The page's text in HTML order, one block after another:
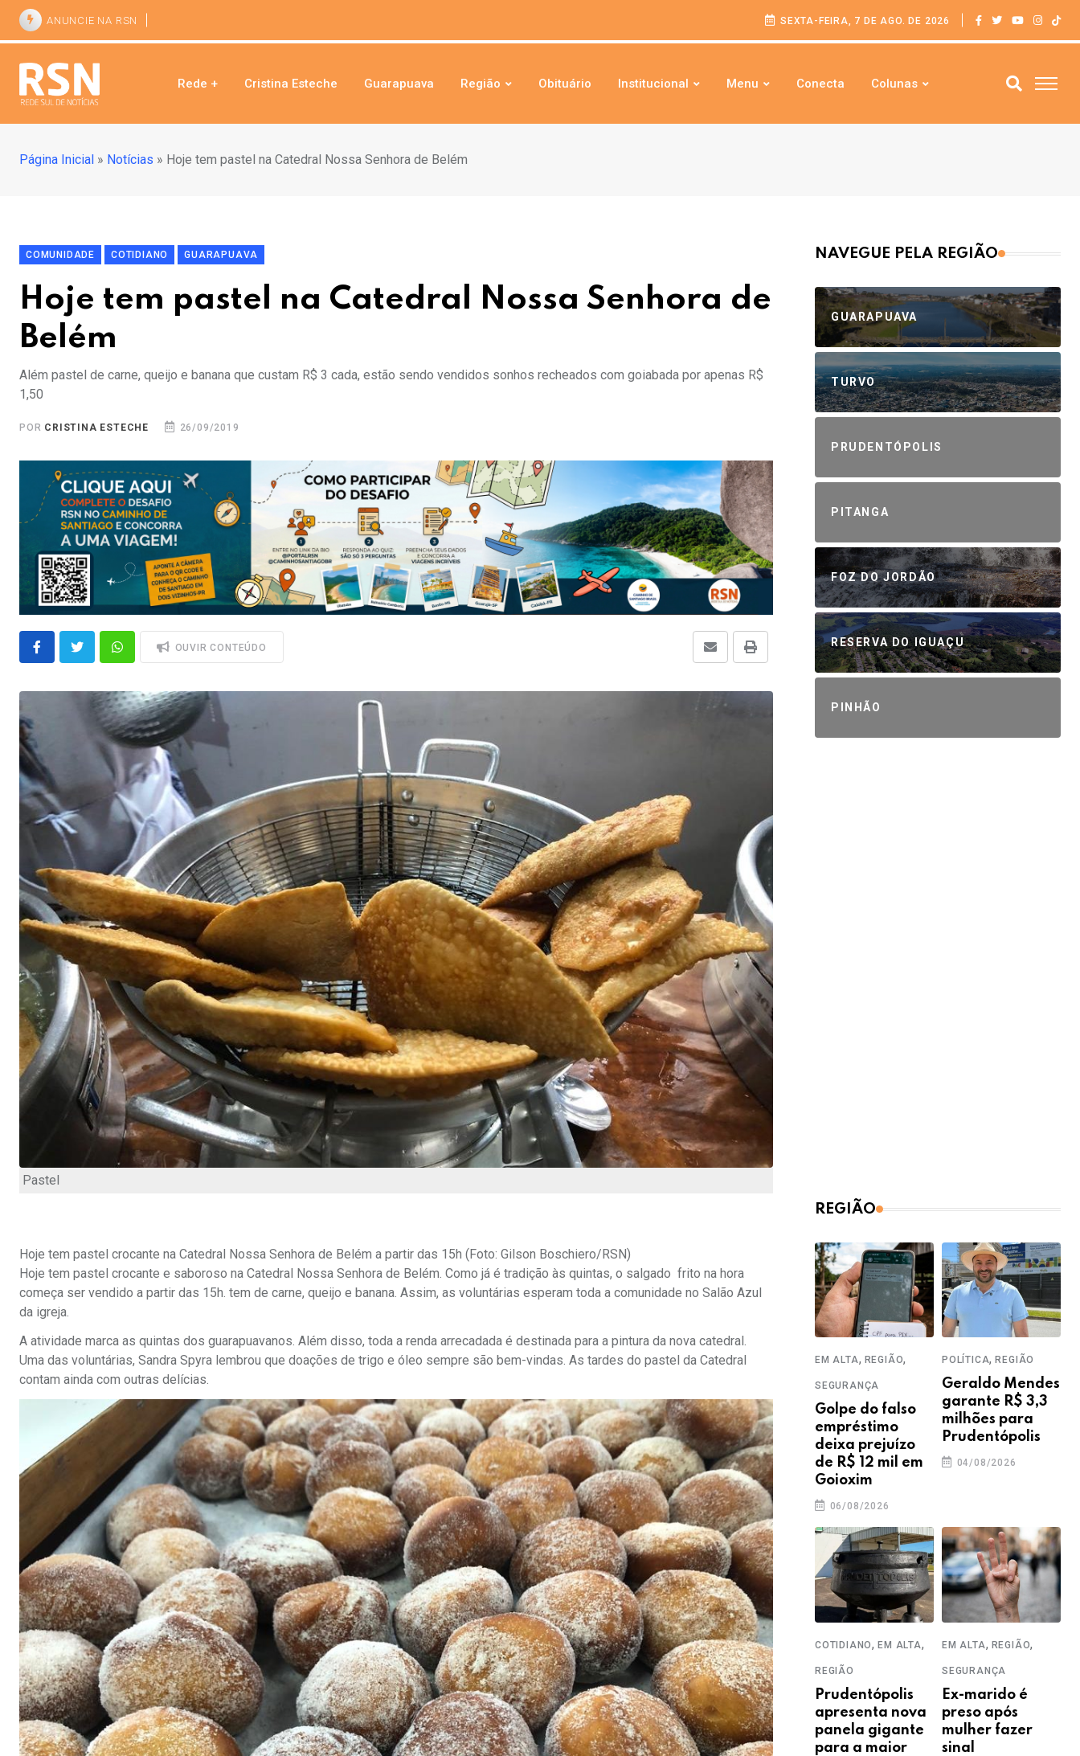
ANUNCIE NA RSN SEXTA-FEIRA, 7 DE AGO. DE 2026
Rede + Cristina Esteche Guarapuava Região Obituário Institucional Menu Conecta Colunas
Página Inicial » Notícias » Hoje tem pastel na Catedral Nossa Senhora de Belém
COMUNIDADE COTIDIANO GUARAPUAVA
Hoje tem pastel na Catedral Nossa Senhora de
Belém
Além pastel de carne, queijo e banana que custam R$ 3 cada, estão sendo vendidos sonhos recheados com goiabada por apenas R$
1,50
POR CRISTINA ESTECHE 26/09/2019
OUVIR CONTEÚDO
Pastel
Hoje tem pastel crocante na Catedral Nossa Senhora de Belém a partir das 15h (Foto: Gilson Boschiero/RSN)
Hoje tem pastel crocante e saboroso na Catedral Nossa Senhora de Belém. Como já é tradição às quintas, o salgado frito na hora
começa ser vendido a partir das 15h. tem de carne, queijo e banana. Assim, as voluntárias esperam toda a comunidade no Salão Azul
da igreja.
A atividade marca as quintas dos guarapuavanos. Além disso, toda a renda arrecadada é destinada para a pintura da nova catedral.
Uma das voluntárias, Sandra Spyra lembrou que doações de trigo e óleo sempre são bem-vindas. As tardes do pastel da Catedral
contam ainda com outras delícias.
NAVEGUE PELA REGIÃO
GUARAPUAVA
TURVO
PRUDENTÓPOLIS
PITANGA
FOZ DO JORDÃO
RESERVA DO IGUAÇU
PINHÃO
REGIÃO
EM ALTA, REGIÃO,
SEGURANÇA
Golpe do falso
empréstimo
deixa prejuízo
de R$ 12 mil em
Goioxim
06/08/2026
POLÍTICA,REGIÃO
Geraldo Mendes
garante R$ 3,3
milhões para
Prudentópolis
04/08/2026
COTIDIANO,EM ALTA,
REGIÃO
Prudentópolis
apresenta nova
panela gigante
para a maior
EM ALTA, REGIÃO,
SEGURANÇA
Ex-marido é
preso após
mulher fazer
sinal